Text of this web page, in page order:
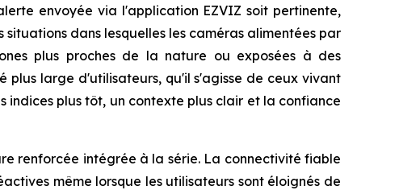
envoyée via l'application EZVIZ soit pertinente,
dans lesquelles les caméras alimentées par
plus proches de la nature ou exposées à des
plus large d'utilisateurs, qu'il s'agisse de ceux vivant
indices plus tôt, un contexte plus clair et la confiance
renforcée intégrée à la série. La connectivité fiable
même lorsque les utilisateurs sont éloignés de